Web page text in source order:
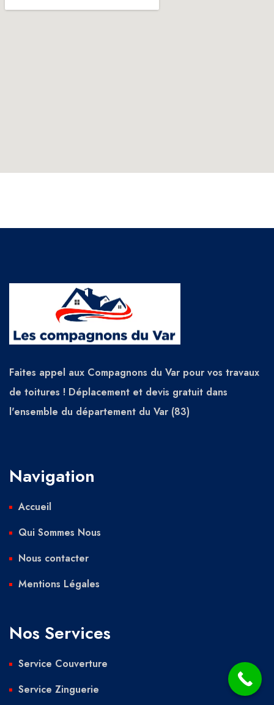
Faites appel aux Compagnons du Var pour vos travaux
de toitures ! Déplacement et devis gratuit dans
l'ensemble du département du Var (83)
Navigation
Accueil
Qui Sommes Nous
Nous contacter
Mentions Légales
Nos Services
Service Couverture
Service Zinguerie